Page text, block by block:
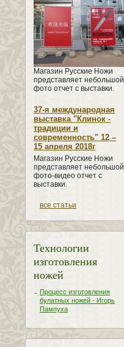
Магазин Русские Ножи
представляет небольшой
фото отчет с выставки.
37-я международная
выставка "Клинок -
традиции и
современность" 12 –
15 апреля 2018г
Магазин Русские Ножи
представляет небольшой
фото-видео отчет с
выставки.
все статьи
Технологии
изготовления
ножей
Процесс изготовления
булатных ножей - Игорь
Пампуха